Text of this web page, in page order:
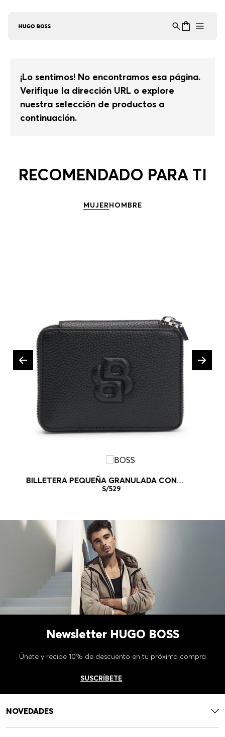
¡Lo sentimos! No encontramos esa página.
Verifique la dirección URL o explore
nuestra selección de productos a
continuación.
RECOMENDADO PARA TI
MUJERHOMBRE
BILLETERA PEQUEÑA GRANULADA CON
MONOGRAMA DOUBLE B BILLETERA MUJER
S/529
Newsletter HUGO BOSS
Únete y recibe 10% de descuento en tu próxima compra
SUSCRÍBETE
NOVEDADES
Asistente Virtual
en línea ⋮